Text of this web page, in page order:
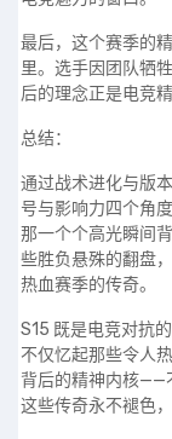
最后，这个赛季的
里。选手因团队牺
后的理念正是电竞
总结：
通过战术进化与版
号与影响力四个角
那一个个高光瞬间
些胜负悬殊的翻盘
热血赛季的传奇。
S15 既是电竞对抗
不仅忆起那些令人
背后的精神内核——
这些传奇永不褪色